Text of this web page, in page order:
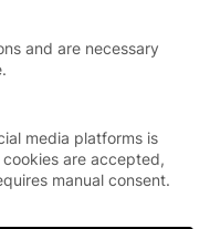
轮快速卷
and are necessary
media platforms is
are accepted,
manual consent.